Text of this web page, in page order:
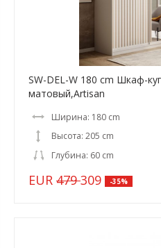
SW-DEL-W 180 cm Шкаф-
матовый,Artisan
Ширина: 180 cm
Высота: 205 cm
Глубина: 60 cm
EUR 479309 -35%